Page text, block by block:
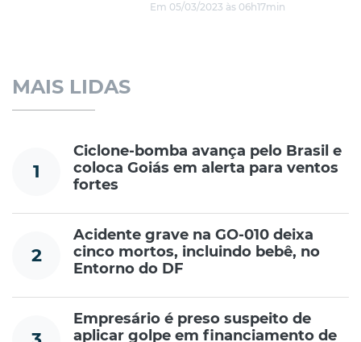
Em 05/03/2023 às 06h17min
MAIS LIDAS
1
Ciclone-bomba avança pelo Brasil e
coloca Goiás em alerta para ventos
fortes
2
Acidente grave na GO-010 deixa
cinco mortos, incluindo bebê, no
Entorno do DF
Empresário é preso suspeito de
aplicar golpe em financiamento de